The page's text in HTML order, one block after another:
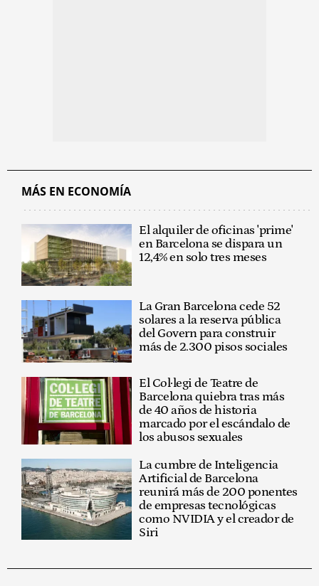
MÁS EN ECONOMÍA
El alquiler de oficinas 'prime'
en Barcelona se dispara un
12,4% en solo tres meses
La Gran Barcelona cede 52
solares a la reserva pública
del Govern para construir
más de 2.300 pisos sociales
El Col·legi de Teatre de
Barcelona quiebra tras más
de 40 años de historia
marcado por el escándalo de
los abusos sexuales
La cumbre de Inteligencia
Artificial de Barcelona
reunirá más de 200 ponentes
de empresas tecnológicas
como NVIDIA y el creador de
Siri